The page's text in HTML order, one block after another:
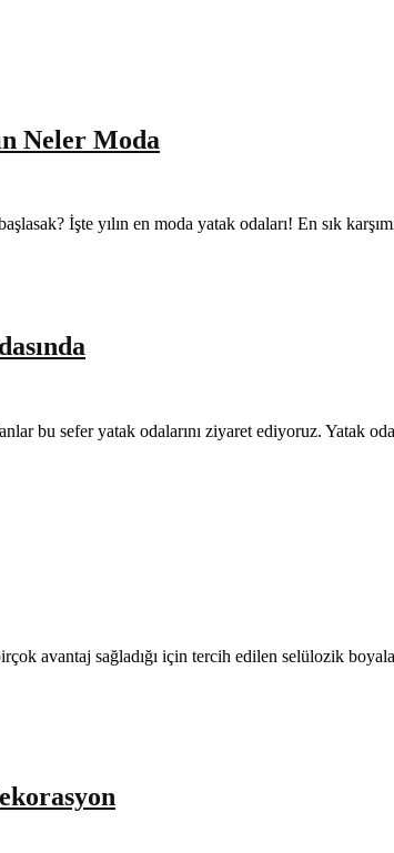
Neler Moda
İşte yılın en moda yatak odaları! En sık
bu sefer yatak odalarını ziyaret ediyoruz. Yatak
avantaj sağladığı için tercih edilen selülozik